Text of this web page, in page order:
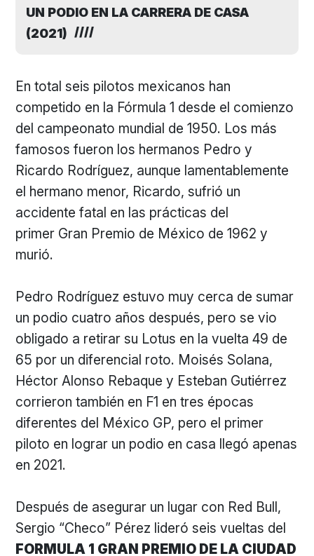
UN PODIO EN LA CARRERA DE CASA
(2021)
En total seis pilotos mexicanos han
competido en la Fórmula 1 desde el comienzo
del campeonato mundial de 1950. Los más
famosos fueron los hermanos Pedro y
Ricardo Rodríguez, aunque lamentablemente
el hermano menor, Ricardo, sufrió un
accidente fatal en las prácticas del
primer Gran Premio de México de 1962 y
murió.
Pedro Rodríguez estuvo muy cerca de sumar
un podio cuatro años después, pero se vio
obligado a retirar su Lotus en la vuelta 49 de
65 por un diferencial roto. Moisés Solana,
Héctor Alonso Rebaque y Esteban Gutiérrez
corrieron también en F1 en tres épocas
diferentes del México GP, pero el primer
piloto en lograr un podio en casa llegó apenas
en 2021.
Después de asegurar un lugar con Red Bull,
Sergio “Checo” Pérez lideró seis vueltas del
FORMULA 1 GRAN PREMIO DE LA CIUDAD